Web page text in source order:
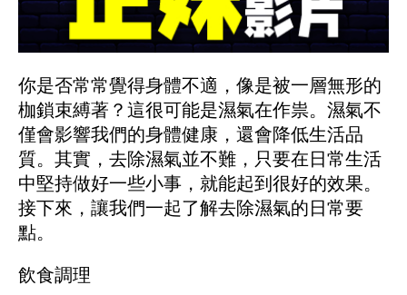
你是否常常覺得身體不適，像是被一層無形的
枷鎖束縛著？這很可能是濕氣在作祟。濕氣不
僅會影響我們的身體健康，還會降低生活品
質。其實，去除濕氣並不難，只要在日常生活
中堅持做好一些小事，就能起到很好的效果。
接下來，讓我們一起了解去除濕氣的日常要
點。
飲食調理